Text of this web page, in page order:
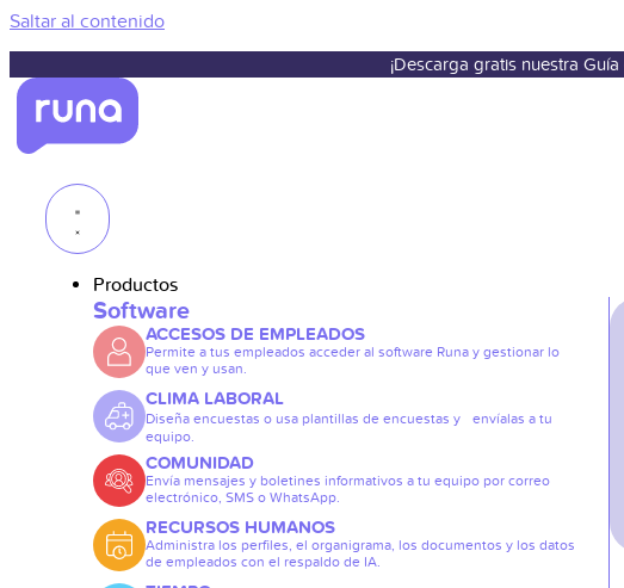
Saltar al contenido
¡Descarga gratis nuestra
Productos
Software
ACCESOS DE EMPLEADOS
Permite a tus empleados acceder al software Runa y gestionar lo
que ven y usan.
CLIMA LABORAL
Diseña encuestas o usa plantillas de encuestas y envíalas a tu
equipo.
COMUNIDAD
Envía mensajes y boletines informativos a tu equipo por correo
electrónico, SMS o WhatsApp.
RECURSOS HUMANOS
Administra los perfiles, el organigrama, los documentos y los datos
de empleados con el respaldo de IA.